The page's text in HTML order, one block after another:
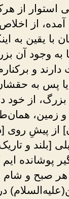
استوار از
از
با یقین به
به وجود آن
و
پس به
بزرگ، از
و زمین،
از پیشِ
[بلند و
پوشانده
صبح و شام